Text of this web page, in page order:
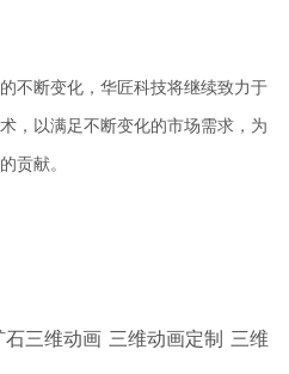
不断变化，华匠科技将继续致力于
，以满足不断变化的市场需求，为
贡献。
石三维动画 三维动画定制
三维